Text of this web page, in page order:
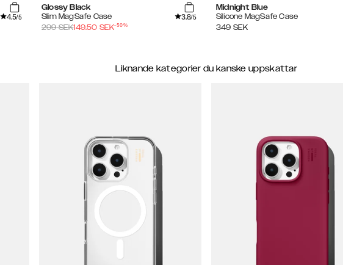
4.5/5
Glossy Black
Slim MagSafe Case
3.8/5
299SEK149.50 SEK-50%
Midnight Blue
Silicone MagSafe Case
349 SEK
Liknande kategorier du kanske uppskattar